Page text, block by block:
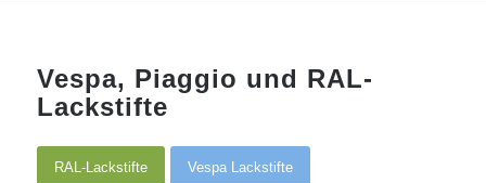
Vespa, Piaggio und RAL-
Lackstifte
RAL-Lackstifte Vespa Lackstifte